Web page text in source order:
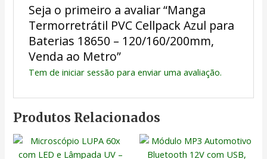
Seja o primeiro a avaliar “Manga
Termorretrátil PVC Cellpack Azul para
Baterias 18650 – 120/160/200mm,
Venda ao Metro”
Tem de iniciar sessão para enviar uma avaliação.
Produtos Relacionados